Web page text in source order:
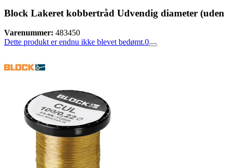
Block Lakeret kobbertråd Udvendig diameter (uden
Varenummer: 483450
Dette produkt er endnu ikke blevet bedømt.0